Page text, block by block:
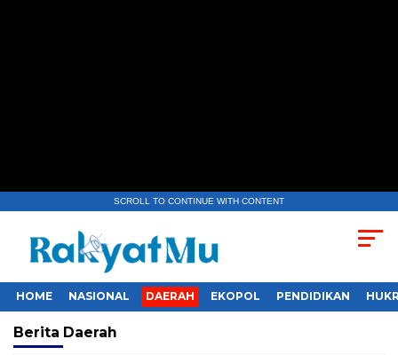
SCROLL TO CONTINUE WITH CONTENT
HOME NASIONAL DAERAH EKOPOL PENDIDIKAN
Berita Daerah